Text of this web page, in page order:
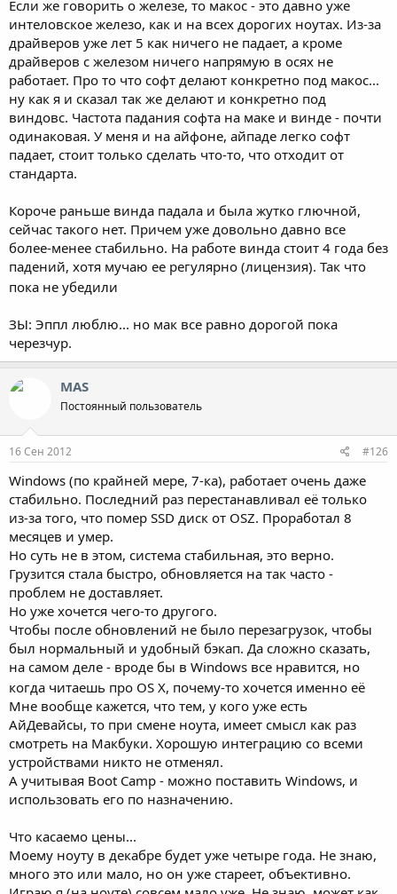
Если же говорить о железе, то макос - это давно уже
интеловское железо, как и на всех дорогих ноутах. Из-за
драйверов уже лет 5 как ничего не падает, а кроме
драйверов с железом ничего напрямую в осях не
работает. Про то что софт делают конкретно под макос...
ну как я и сказал так же делают и конкретно под
виндовс. Частота падания софта на маке и винде - почти
одинаковая. У меня и на айфоне, айпаде легко софт
падает, стоит только сделать что-то, что отходит от
стандарта.
Короче раньше винда падала и была жутко глючной,
сейчас такого нет. Причем уже довольно давно все
более-менее стабильно. На работе винда стоит 4 года без
падений, хотя мучаю ее регулярно (лицензия). Так что
пока не убедили
ЗЫ: Эппл люблю... но мак все равно дорогой пока
черезчур.
MAS
Постоянный пользователь
16 Сен 2012 #126
Windows (по крайней мере, 7-ка), работает очень даже
стабильно. Последний раз перестанавливал её только
из-за того, что помер SSD диск от OSZ. Проработал 8
месяцев и умер.
Но суть не в этом, система стабильная, это верно.
Грузится стала быстро, обновляется на так часто -
проблем не доставляет.
Но уже хочется чего-то другого.
Чтобы после обновлений не было перезагрузок, чтобы
был нормальный и удобный бэкап. Да сложно сказать,
на самом деле - вроде бы в Windows все нравится, но
когда читаешь про OS X, почему-то хочется именно её
Мне вообще кажется, что тем, у кого уже есть
АйДевайсы, то при смене ноута, имеет смысл как раз
смотреть на Макбуки. Хорошую интеграцию со всеми
устройствами никто не отменял.
А учитывая Boot Camp - можно поставить Windows, и
использовать его по назначению.
Что касаемо цены...
Моему ноуту в декабре будет уже четыре года. Не знаю,
много это или мало, но он уже стареет, объективно.